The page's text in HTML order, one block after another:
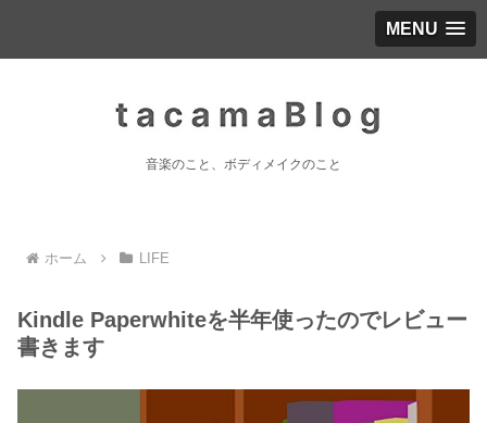
MENU
音楽のこと、ボディメイクのこと
ホーム LIFE
Kindle Paperwhiteを半年使ったのでレビュー
書きます